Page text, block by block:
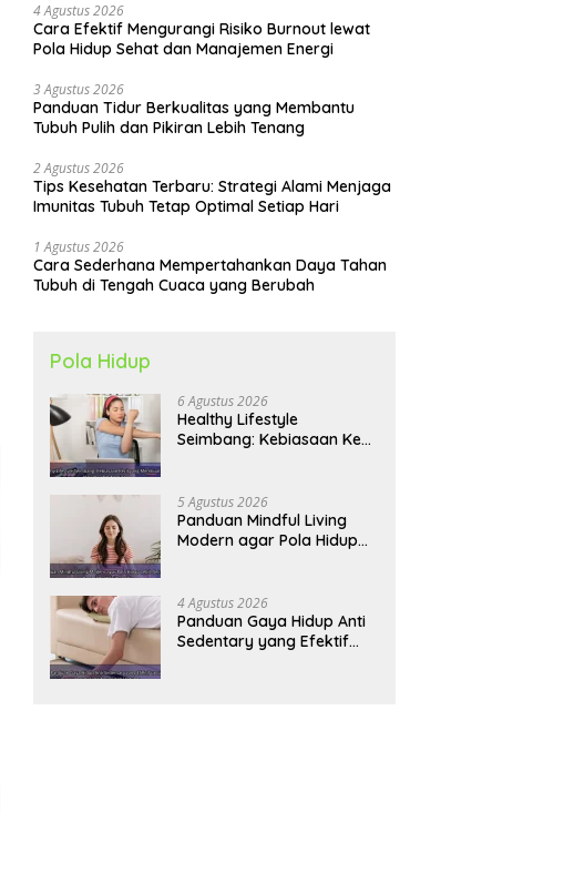
4 Agustus 2026
Cara Efektif Mengurangi Risiko Burnout lewat
Pola Hidup Sehat dan Manajemen Energi
3 Agustus 2026
Panduan Tidur Berkualitas yang Membantu
Tubuh Pulih dan Pikiran Lebih Tenang
2 Agustus 2026
Tips Kesehatan Terbaru: Strategi Alami Menjaga
Imunitas Tubuh Tetap Optimal Setiap Hari
1 Agustus 2026
Cara Sederhana Mempertahankan Daya Tahan
Tubuh di Tengah Cuaca yang Berubah
Pola Hidup
6 Agustus 2026
Healthy Lifestyle
Seimbang: Kebiasaan Kecil
5 Agustus 2026
Panduan Mindful Living
Modern agar Pola Hidup
4 Agustus 2026
Panduan Gaya Hidup Anti
Sedentary yang Efektif